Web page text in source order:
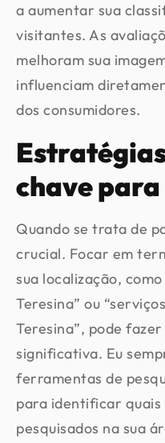
a aumentar sua
visitantes. As
melhoram sua
influenciam
dos consumidores.
chave para
Quando se trata de
crucial. Focar em
sua localização,
Teresina” ou
Teresina”, pode
significativa. Eu
ferramentas de
para identificar quais
pesquisados na sua